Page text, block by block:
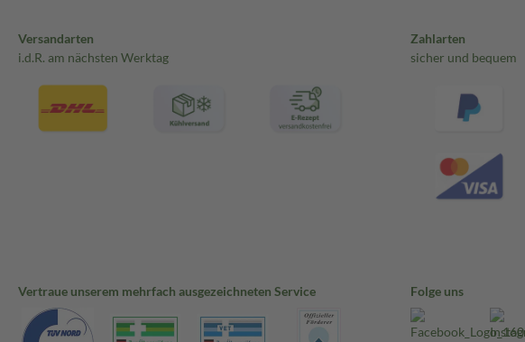
Versandarten
i.d.R. am nächsten Werktag
Zahlarten
sicher und bequem
Vertraue unserem mehrfach ausgezeichneten Service Folge uns